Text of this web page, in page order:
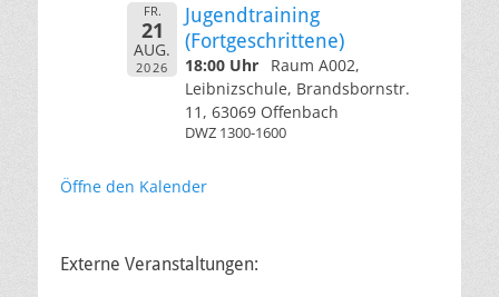
FR.
21
AUG.
2026
Jugendtraining
(Fortgeschrittene)
18:00 Uhr
Raum A002,
Leibnizschule, Brandsbornstr.
11, 63069 Offenbach
DWZ 1300-1600
Öffne den Kalender
Externe Veranstaltungen: